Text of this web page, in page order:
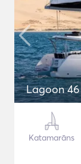
Lagoon 46
Katamarāns